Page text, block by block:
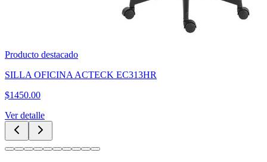
Producto destacado
SET DE 100 PLUMONES ACRILICOS PUNTA PINCEL
$250.00
Ver detalle